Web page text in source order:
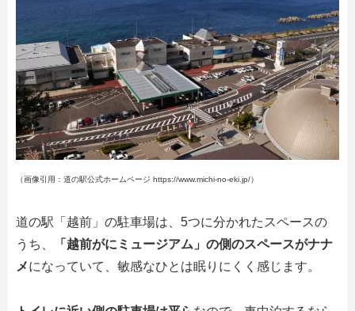
（画像引用：道の駅公式ホームページ https://www.michi-no-eki.jp/）
道の駅「越前」の駐車場は、5つに分かれたスペースの
うち、
「越前がにミュージアム」の側のスペースがナナ
メになっていて、敏感なひとは眠りにくく感じます。